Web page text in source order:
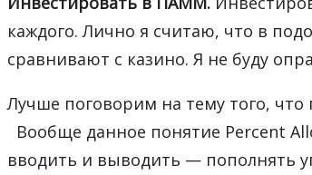
каждого. Лично я считаю, что в
сравнивают с казино. Я не буду
Лучше поговорим на тему того,
Вообще данное понятие Percent
вводить и выводить — пополнять